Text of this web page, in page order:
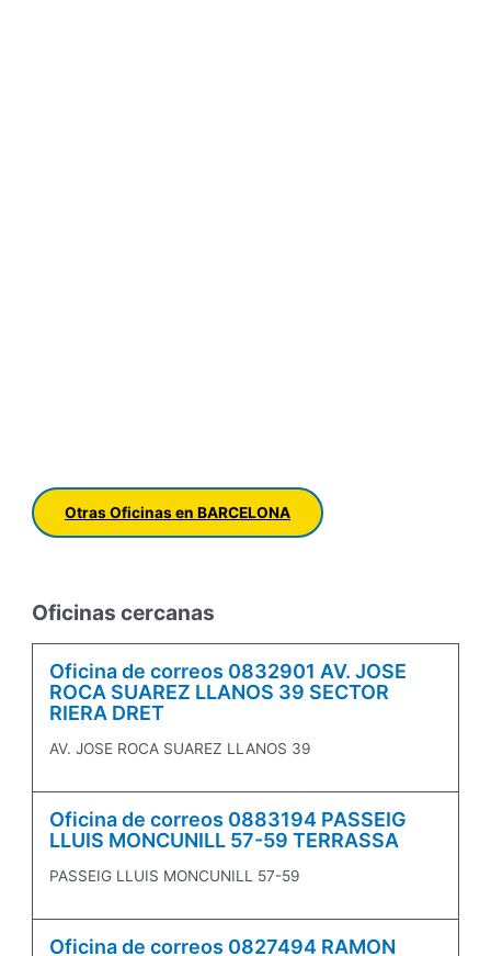
Otras Oficinas en BARCELONA
Oficinas cercanas
Oficina de correos 0832901 AV. JOSE
ROCA SUAREZ LLANOS 39 SECTOR
RIERA DRET
AV. JOSE ROCA SUAREZ LLANOS 39
Oficina de correos 0883194 PASSEIG
LLUIS MONCUNILL 57-59 TERRASSA
PASSEIG LLUIS MONCUNILL 57-59
Oficina de correos 0827494 RAMON